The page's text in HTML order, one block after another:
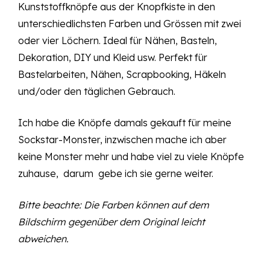
Kunststoffknöpfe aus der Knopfkiste in den
unterschiedlichsten Farben und Grössen mit zwei
oder vier Löchern. Ideal für Nähen, Basteln,
Dekoration, DIY und Kleid usw. Perfekt für
Bastelarbeiten, Nähen, Scrapbooking, Häkeln
und/oder den täglichen Gebrauch.
Ich habe die Knöpfe damals gekauft für meine
Sockstar-Monster, inzwischen mache ich aber
keine Monster mehr und habe viel zu viele Knöpfe
zuhause, darum gebe ich sie gerne weiter.
Bitte beachte: Die Farben können auf dem
Bildschirm gegenüber dem Original leicht
abweichen.